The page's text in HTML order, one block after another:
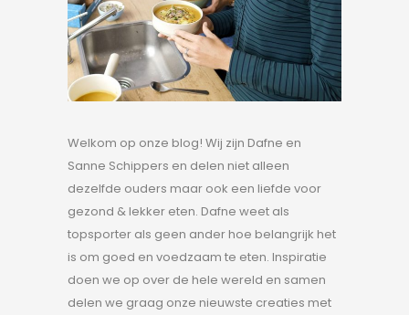
Welkom op onze blog! Wij zijn Dafne en
Sanne Schippers en delen niet alleen
dezelfde ouders maar ook een liefde voor
gezond & lekker eten. Dafne weet als
topsporter als geen ander hoe belangrijk het
is om goed en voedzaam te eten. Inspiratie
doen we op over de hele wereld en samen
delen we graag onze nieuwste creaties met